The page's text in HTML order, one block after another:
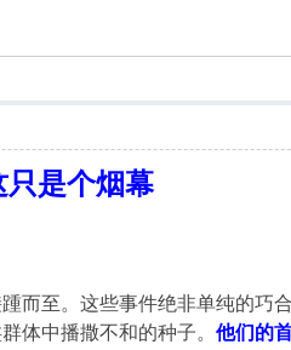
只是个烟幕
而至。这些事件绝非单纯的巧
体中播撒不和的种子。他们的